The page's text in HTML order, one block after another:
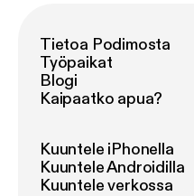
Tietoa Podimosta
Työpaikat
Blogi
Kaipaatko apua?
Kuuntele iPhonella
Kuuntele Androidilla
Kuuntele verkossa